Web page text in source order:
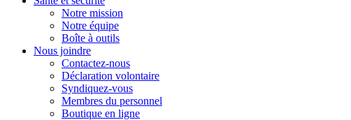
Notre mission
Notre équipe
Boîte à outils
Nous joindre
Contactez-nous
Déclaration volontaire
Syndiquez-vous
Membres du personnel
Boutique en ligne